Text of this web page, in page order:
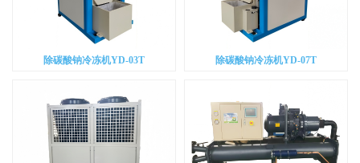
除碳酸钠冷冻机YD-03T 除碳酸钠冷冻机YD-07T